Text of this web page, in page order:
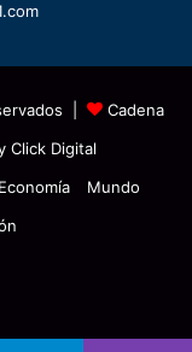
|
Cadena
Click Digital
Economía
Mundo